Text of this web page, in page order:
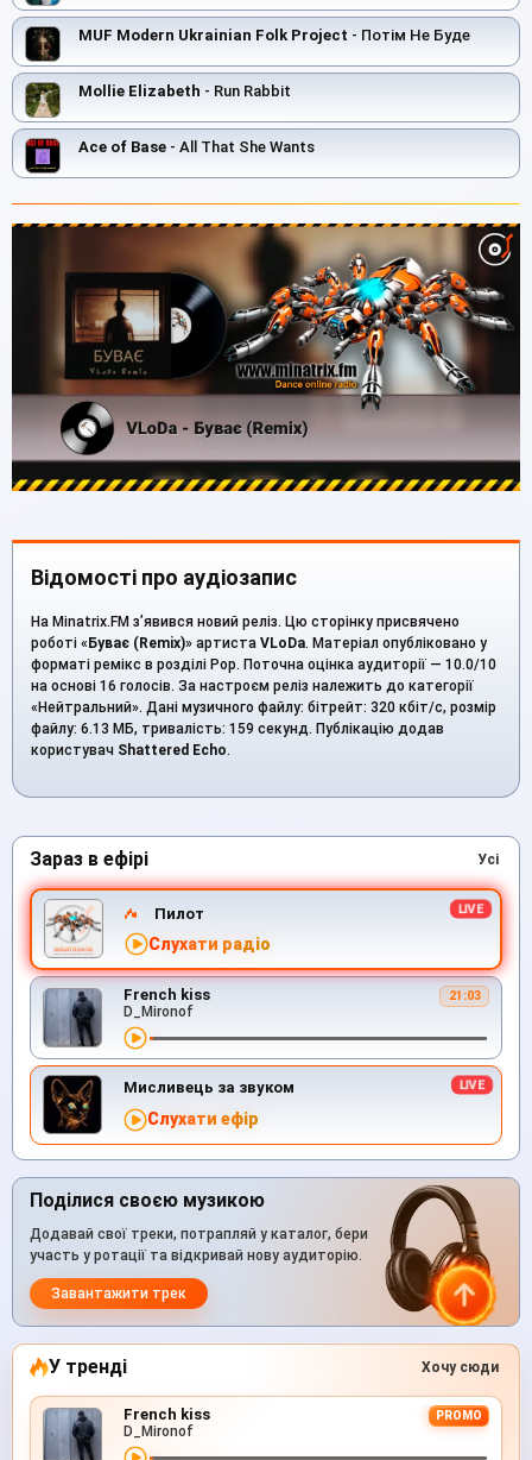
MUF Modern Ukrainian Folk Project - Потім Не Буде
Mollie Elizabeth - Run Rabbit
Ace of Base - All That She Wants
Відомості про аудіозапис
На Minatrix.FM з’явився новий реліз. Цю сторінку присвячено
роботі « Буває (Remix)» артиста VLoDa. Матеріал опубліковано у
форматі ремікс в розділі Pop. Поточна оцінка аудиторії — 10.0/10
на основі 16 голосів. За настроєм реліз належить до категорії
«Нейтральний». Дані музичного файлу: бітрейт: 320 кбіт/с, розмір
файлу: 6.13 МБ, тривалість: 159 секунд. Публікацію додав
користувач Shattered Echo.
Зараз в ефірі Усі
Пилот
Слухати радіо
French kiss 21:03
D_Mironof
Мисливець за звуком
Слухати ефір
Поділися своєю музикою
Додавай свої треки, потрапляй у каталог, бери
участь у ротації та відкривай нову аудиторію.
Завантажити трек
У тренді Хочу сюди
French kiss PROMO
D_Mironof